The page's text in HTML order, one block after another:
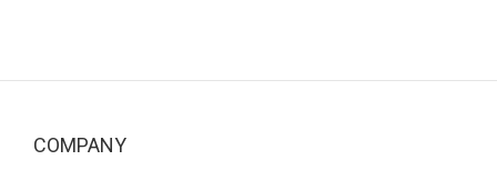
COMPANY